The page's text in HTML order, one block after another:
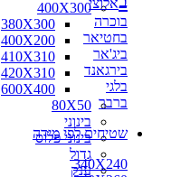
400X300
380X300
400X200
410X310
420X310
600X400
80X50
בינוני
בינוני פלוס
גדול
ענק
אלוצי
בוכרה
בחטיאר
ביג'אר
בירגאנד
בלגי
ברבר
שטיחים לפי מידה
340X240